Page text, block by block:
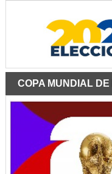
COPA MUNDIAL DE